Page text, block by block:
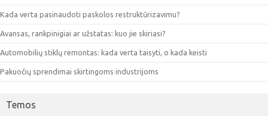
Kada verta pasinaudoti paskolos restruktūrizavimu?
Avansas, rankpinigiai ar užstatas: kuo jie skiriasi?
Automobilių stiklų remontas: kada verta taisyti, o kada keisti
Pakuočių sprendimai skirtingoms industrijoms
Temos